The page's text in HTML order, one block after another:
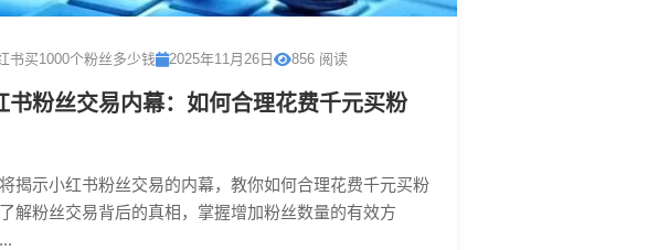
书买1000个粉丝多少钱 2025年11月26日 856 阅读
书粉丝交易内幕：如何合理花费千元买粉
揭示小红书粉丝交易的内幕，教你如何合理花费千元买粉
解粉丝交易背后的真相，掌握增加粉丝数量的有效方